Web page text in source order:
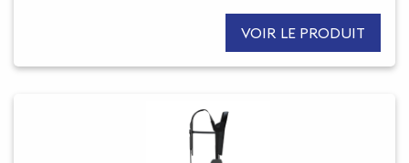
VOIR LE PRODUIT